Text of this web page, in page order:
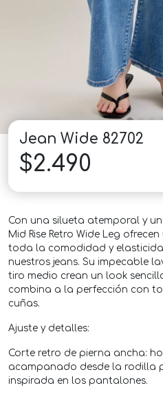
Jean Wide 82702
$2.490
Con una silueta atemporal y
Mid Rise Retro Wide Leg
toda la comodidad y
nuestros jeans. Su impecable
tiro medio crean un look
combina a la perfección con
cuñas.
Ajuste y detalles:
Corte retro de pierna ancha:
acampanado desde la rodilla
inspirada en los pantalones.